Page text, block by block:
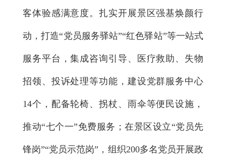
客体验感满意度。扎实开展景区强基焕颜行
动，打造“党员服务驿站”“红色驿站”等一站式
服务平台，集成咨询引导、医疗救助、失物
招领、投诉处理等功能，建设党群服务中心
14个，配备轮椅、拐杖、雨伞等便民设施，
推动“七个一”免费服务；在景区设立“党员先
锋岗”“党员示范岗”，组织200多名党员开展政